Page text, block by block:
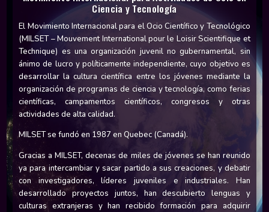
Ciencia y Tecnología
El Movimiento Internacional para el Ocio Científico y Tecnológico
(MILSET – Mouvement International pour le Loisir Scientifique et
Technique) es una organización juvenil no gubernamental, sin
ánimo de lucro y políticamente independiente, cuyo objetivo es
desarrollar la cultura científica entre los jóvenes mediante la
organización de programas de ciencia y tecnología, como ferias
científicas, campamentos científicos, congresos y otras
actividades de alta calidad.
MILSET se fundó en 1987 en Quebec (Canadá).
Gracias a MILSET, decenas de miles de jóvenes se han reunido
ya para intercambiar y sacar partido a sus creaciones, y debatir
con investigadores, líderes juveniles e industriales. Han
desarrollado proyectos juntos, han descubierto lenguas y
culturas extranjeras y han recibido formación para adquirir